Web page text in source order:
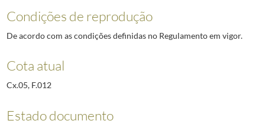
Condições de reprodução
De acordo com as condições definidas no Regulamento em vigor.
Cota atual
Cx.05, F.012
Estado documento